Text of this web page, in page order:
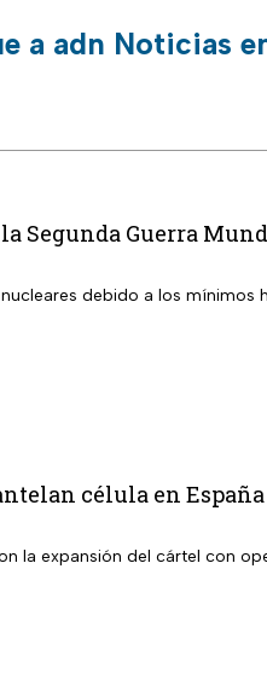
a adn Noticias
Segunda Guerra
debido a los mínimos
célula en España
la expansión del cártel con